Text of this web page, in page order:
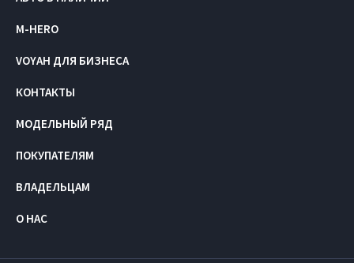
M-HERO
VOYAH ДЛЯ БИЗНЕСА
КОНТАКТЫ
МОДЕЛЬНЫЙ РЯД
ПОКУПАТЕЛЯМ
ВЛАДЕЛЬЦАМ
О НАС